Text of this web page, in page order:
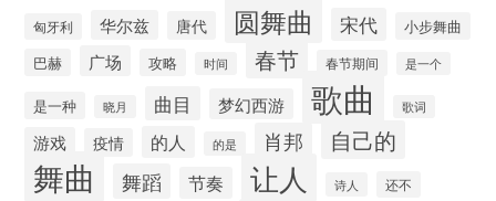
匈牙利 华尔兹 唐代 圆舞曲 宋代
小步舞曲
巴赫
广场 攻略 时间 春节 春节期间 是一个
是一种 晓月 曲目 梦幻西游 歌曲 歌词
游戏 疫情 的人 的是 肖邦 自己的
舞曲 舞蹈 节奏 让人 诗人 还不